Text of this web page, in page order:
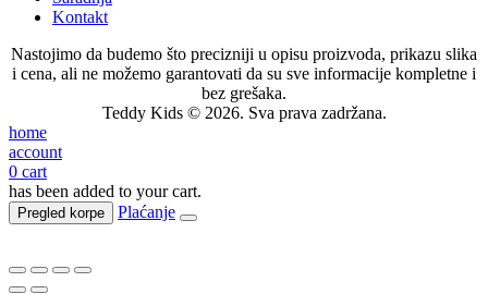
Kontakt
Nastojimo da budemo što precizniji u opisu proizvoda, prikazu slika
i cena, ali ne možemo garantovati da su sve informacije kompletne i
bez grešaka.
Teddy Kids © 2026. Sva prava zadržana.
home
account
0 cart
has been added to your cart.
Pregled korpe Plaćanje